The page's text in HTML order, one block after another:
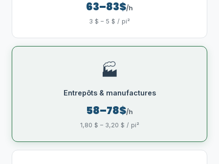
63–83$/h
3 $ – 5 $ / pi²
🏭
Entrepôts & manufactures
58–78$/h
1,80 $ – 3,20 $ / pi²